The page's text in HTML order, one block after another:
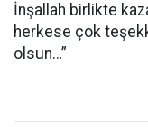
İnşallah birlikte
herkese çok
olsun…”